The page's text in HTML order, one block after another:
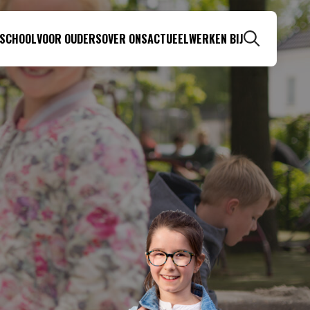
VOOR OUDERSOVER ONSACTUEELWERKEN BIJ
Zoeken